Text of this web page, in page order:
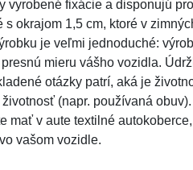
vyrobené fixácie a disponujú
okrajom 1,5 cm, ktoré v
je veľmi jednoduché:
mieru vášho vozidla.
otázky patrí, aká je
(napr. používaná
mať v aute textilné
vašom vozidle.